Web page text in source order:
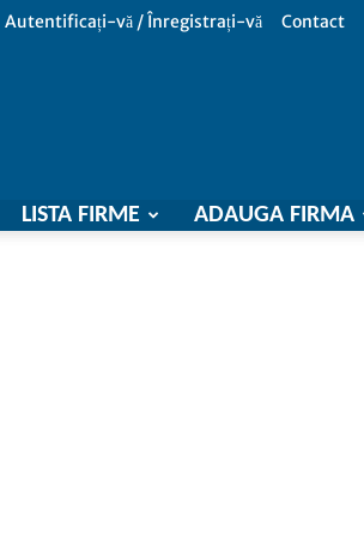
Autentificați-vă / Înregistrați-vă Contact
LISTA FIRME ADAUGA FIRMA